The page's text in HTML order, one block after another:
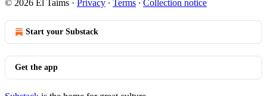
© 2026 El Taims · Privacy ∙ Terms ∙ Collection notice
Start your Substack
Get the app